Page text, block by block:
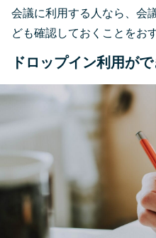
会議に利用する人なら、会
ども確認しておくことをお
ドロップイン利用が